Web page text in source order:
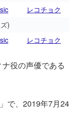
レコチョク
)
レコチョク
役の声優である
」で、2019年7月24